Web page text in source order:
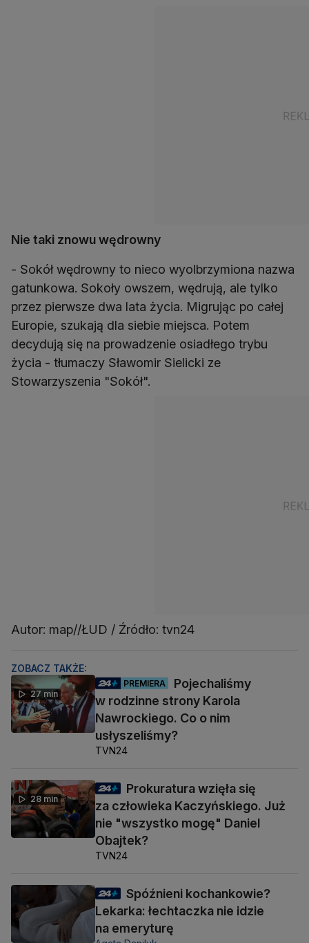
Nie taki znowu wędrowny
- Sokół wędrowny to nieco wyolbrzymiona nazwa
gatunkowa. Sokoły owszem, wędrują, ale tylko
przez pierwsze dwa lata życia. Migrując po całej
Europie, szukają dla siebie miejsca. Potem
decydują się na prowadzenie osiadłego trybu
życia - tłumaczy Sławomir Sielicki ze
Stowarzyszenia "Sokół".
Autor: map//ŁUD / Źródło: tvn24
ZOBACZ TAKŻE:
27 min
PREMIERA
Pojechaliśmy
w rodzinne strony Karola
Nawrockiego. Co o nim
usłyszeliśmy?
TVN24
28 min
Prokuratura wzięła się
za człowieka Kaczyńskiego. Już
nie "wszystko mogę" Daniel
Obajtek?
TVN24
Spóźnieni kochankowie?
Lekarka: łechtaczka nie idzie
na emeryturę